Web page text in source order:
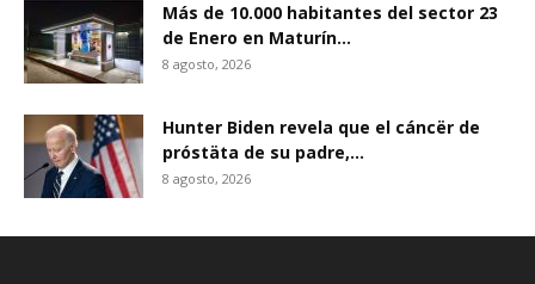
Más de 10.000 habitantes del sector 23
de Enero en Maturín...
8 agosto, 2026
Hunter Biden revela que el cáncër de
próstäta de su padre,...
8 agosto, 2026